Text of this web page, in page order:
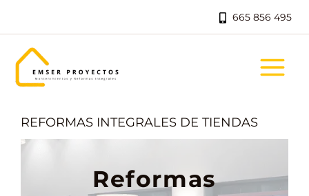
contenido
665 856 495
REFORMAS INTEGRALES DE TIENDAS
Reformas